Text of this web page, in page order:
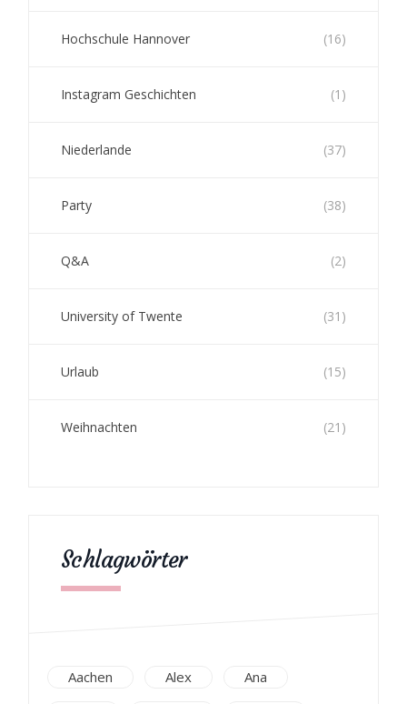
Hochschule Hannover (16)
Instagram Geschichten (1)
Niederlande (37)
Party (38)
Q&A (2)
University of Twente (31)
Urlaub (15)
Weihnachten (21)
Schlagwörter
Aachen Alex
Ana